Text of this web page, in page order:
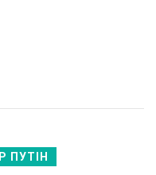
ПУТІН